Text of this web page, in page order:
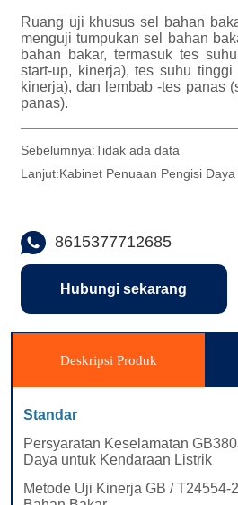
Sebelumnya:Tidak ada data
Lanjut:Kabinet Penuaan Pengisi
8615377712685
Hubungi sekarang
Deskripsi Produk